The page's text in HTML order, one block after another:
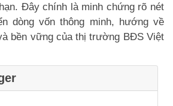
Đây chính là minh chứng rõ nét
dòng vốn thông minh, hướng về
bền vững của thị trường BĐS Việt